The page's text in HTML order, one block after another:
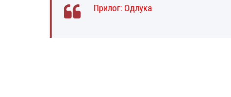
Прилог: Одлука